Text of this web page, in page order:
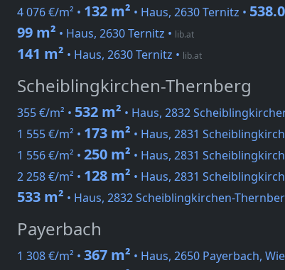
4 076 €/m² • 132 m² • Haus, 2630 Ternitz •
99 m² • Haus, 2630 Ternitz • lib.at
141 m² • Haus, 2630 Ternitz • lib.at
Scheiblingkirchen-Thernberg
355 €/m² • 532 m² • Haus, 2832
1 555 €/m² • 173 m² • Haus, 2831
1 556 €/m² • 250 m² • Haus, 2831
2 258 €/m² • 128 m² • Haus, 2831
533 m² • Haus, 2832 Scheiblingkirchen-
Payerbach
1 308 €/m² • 367 m² • Haus, 2650 Payerbach,